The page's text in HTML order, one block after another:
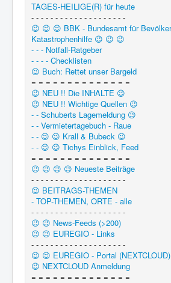
TAGES-HEILIGE(R) für heute
- - - - - - - - - - - - - - - - - - - -
😉 😉 😉 BBK - Bundesamt für
Katastrophenhilfe 😉 😉 😉
- - - Notfall-Ratgeber
- - - - Checklisten
😉 Buch: Rettet unser Bargeld
= = = = = = = = = = = = = =
😉 NEU !! Die INHALTE 😉
😉 NEU !! Wichtige Quellen 😉
- - Schuberts Lagemeldung 😉
- - Vermietertagebuch - Raue
- - 😉 😉 Krall & Bubeck 😉
- - 😉 😉 Tichys Einblick, Feed
= = = = = = = = = = = = = =
😉 😉 😉 😉 Neueste Beiträge
- - - - - - - - - - - - - - - - - - - -
😉 BEITRAGS-THEMEN
- TOP-THEMEN, ORTE - alle
- - - - - - - - - - - - - - - - - - - -
😉 😉 News-Feeds (>200)
😉 😉 EUREGIO - Links
- - - - - - - - - - - - - - - - - - - -
😉 😉 EUREGIO - Portal
😉 NEXTCLOUD Anmeldung
= = = = = = = = = = = = = =